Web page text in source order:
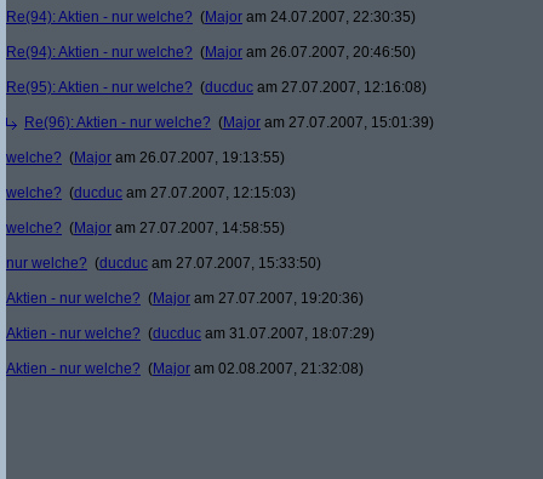
Re(94): Aktien - nur welche? (Major am 24.07.2007, 22:30:35)
Re(94): Aktien - nur welche? (Major am 26.07.2007, 20:46:50)
Re(95): Aktien - nur welche? (ducduc am 27.07.2007, 12:16:08)
Re(96): Aktien - nur welche? (Major am 27.07.2007, 15:01:39)
welche? (Major am 26.07.2007, 19:13:55)
welche? (ducduc am 27.07.2007, 12:15:03)
welche? (Major am 27.07.2007, 14:58:55)
nur welche? (ducduc am 27.07.2007, 15:33:50)
Aktien - nur welche? (Major am 27.07.2007, 19:20:36)
Aktien - nur welche? (ducduc am 31.07.2007, 18:07:29)
Aktien - nur welche? (Major am 02.08.2007, 21:32:08)